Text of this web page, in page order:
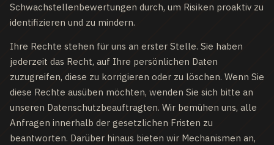
Schwachstellenbewertungen durch, um Risiken proaktiv zu
identifizieren und zu mindern.
Ihre Rechte stehen für uns an erster Stelle. Sie haben
jederzeit das Recht, auf Ihre persönlichen Daten
zuzugreifen, diese zu korrigieren oder zu löschen. Wenn Sie
diese Rechte ausüben möchten, wenden Sie sich bitte an
unseren Datenschutzbeauftragten. Wir bemühen uns, alle
Anfragen innerhalb der gesetzlichen Fristen zu
beantworten. Darüber hinaus bieten wir Mechanismen an,